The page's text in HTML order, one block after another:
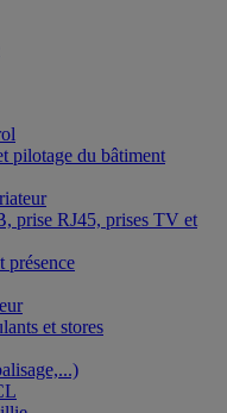
pilotage du bâtiment
prise RJ45, prises TV et
présence
et stores